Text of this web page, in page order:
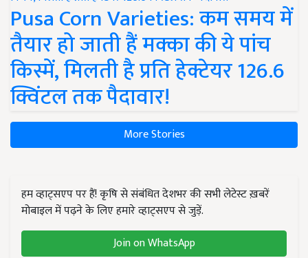
Pusa Corn Varieties: कम समय में
तैयार हो जाती हैं मक्का की ये पांच
किस्में, मिलती है प्रति हेक्टेयर 126.6
क्विंटल तक पैदावार!
More Stories
हम व्हाट्सएप पर हैं! कृषि से संबंधित देशभर की सभी लेटेस्ट ख़बरें
मोबाइल में पढ़ने के लिए हमारे व्हाट्सएप से जुड़ें.
Join on WhatsApp